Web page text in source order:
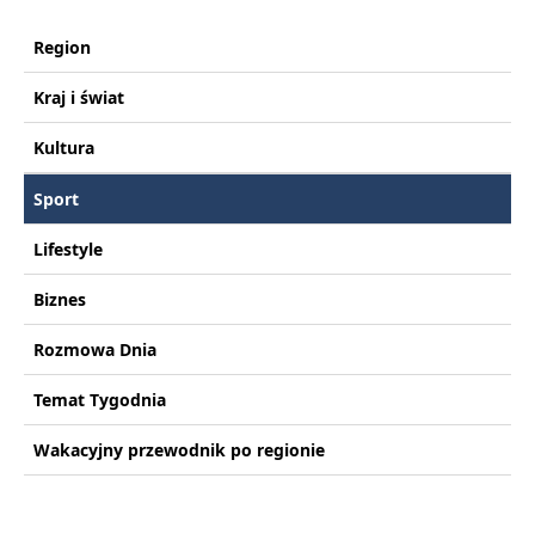
Region
Kraj i świat
Kultura
Sport
Lifestyle
Biznes
Rozmowa Dnia
Temat Tygodnia
Wakacyjny przewodnik po regionie